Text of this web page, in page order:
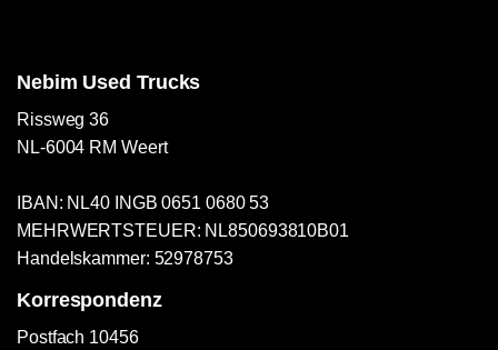
Nebim Used Trucks
Rissweg 36
NL-6004 RM Weert
IBAN: NL40 INGB 0651 0680 53
MEHRWERTSTEUER: NL850693810B01
Handelskammer: 52978753
Korrespondenz
Postfach 10456